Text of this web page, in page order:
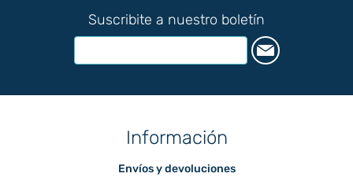
Suscribite a nuestro boletín
Información
Envíos y devoluciones